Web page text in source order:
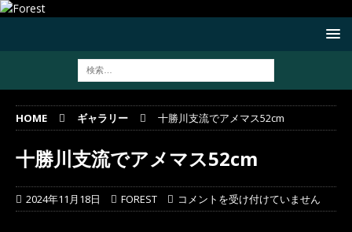
HOME ギャラリー 十勝川支流でアメマス52cm
十勝川支流でアメマス52cm
2024年11月18日 FOREST コメントを受け付けていません